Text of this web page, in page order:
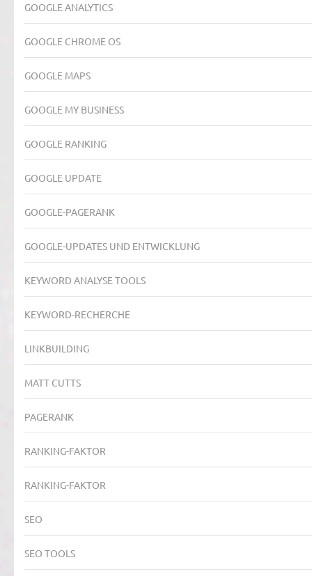
GOOGLE ANALYTICS
GOOGLE CHROME OS
GOOGLE MAPS
GOOGLE MY BUSINESS
GOOGLE RANKING
GOOGLE UPDATE
GOOGLE-PAGERANK
GOOGLE-UPDATES UND ENTWICKLUNG
KEYWORD ANALYSE TOOLS
KEYWORD-RECHERCHE
LINKBUILDING
MATT CUTTS
PAGERANK
RANKING-FAKTOR
RANKING-FAKTOR
SEO
SEO TOOLS